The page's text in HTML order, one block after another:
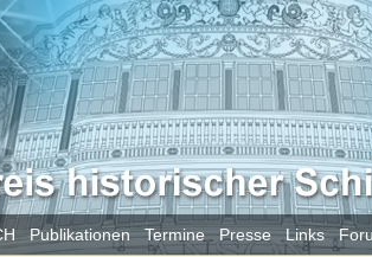
Publikationen Termine Presse Links